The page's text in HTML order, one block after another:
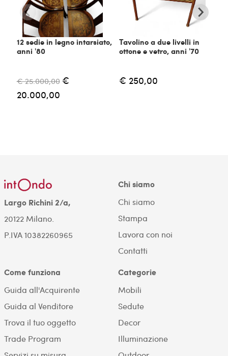
12 sedie in legno intarsiato,
anni '80
€ 25.000,00 €
20.000,00
Tavolino a due livelli in
ottone e vetro, anni '70
€ 250,00
Largo Richini 2/a,
20122 Milano.
P.IVA 10382260965
Chi siamo
Chi siamo
Stampa
Lavora con noi
Contatti
Come funziona
Guida all'Acquirente
Guida al Venditore
Trova il tuo oggetto
Trade Program
Categorie
Mobili
Sedute
Decor
Illuminazione